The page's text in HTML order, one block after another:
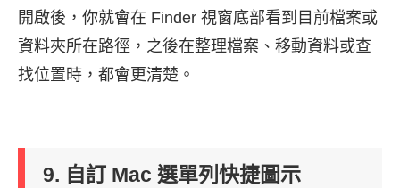
開啟後，你就會在 Finder 視窗底部看到目前檔案或
資料夾所在路徑，之後在整理檔案、移動資料或查
找位置時，都會更清楚。
9. 自訂 Mac 選單列快捷圖示